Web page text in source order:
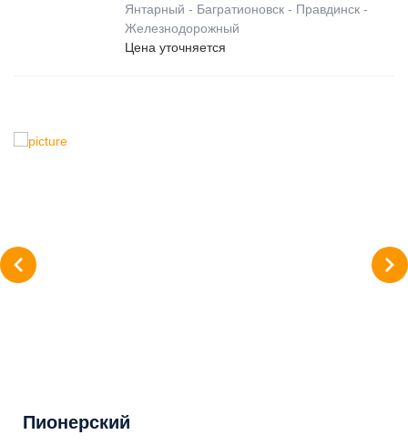
Янтарный - Багратионовск - Правдинск -
Железнодорожный
Цена уточняется
Пионерский